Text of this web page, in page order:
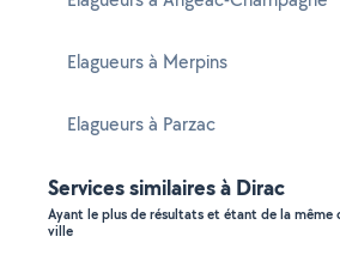
Elagueurs à Merpins
Elagueurs à Parzac
Services similaires à Dirac
Ayant le plus de résultats et étant de la
ville